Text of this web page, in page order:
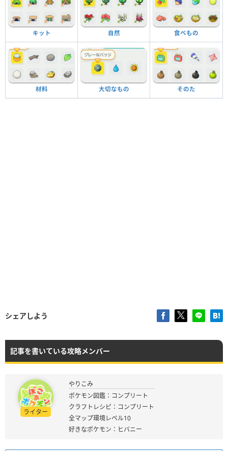
キット 自然 食べもの
材料 大切なもの そのた
シェアしよう
記事を書いている攻略メンバー
ライター
やりこみ
ポケモン図鑑：コンプリート
クラフトレシピ：コンプリート
全マップ環境レベル10
好きなポケモン：ヒバニー